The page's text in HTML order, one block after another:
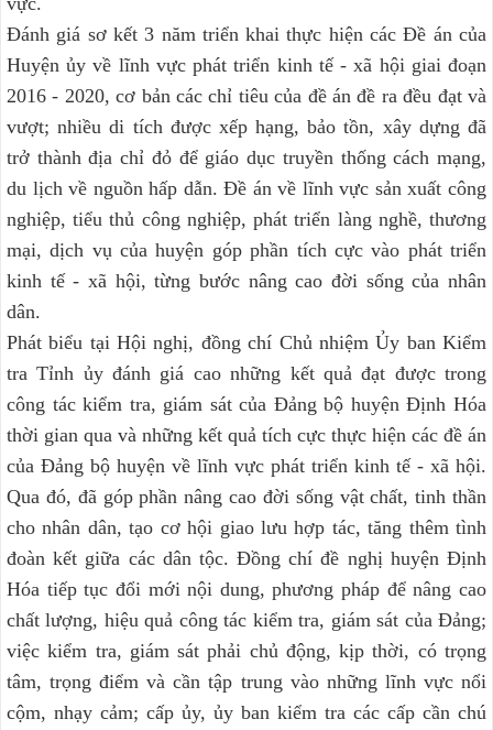
Đánh giá sơ kết 3 năm triển khai thực hiện các Đề án của
Huyện ủy về lĩnh vực phát triển kinh tế - xã hội giai đoạn
2016 - 2020, cơ bản các chỉ tiêu của đề án đề ra đều đạt và
vượt; nhiều di tích được xếp hạng, bảo tồn, xây dựng đã
trở thành địa chỉ đỏ để giáo dục truyền thống cách mạng,
du lịch về nguồn hấp dẫn. Đề án về lĩnh vực sản xuất công
nghiệp, tiểu thủ công nghiệp, phát triển làng nghề, thương
mại, dịch vụ của huyện góp phần tích cực vào phát triển
kinh tế - xã hội, từng bước nâng cao đời sống của nhân
dân.
Phát biểu tại Hội nghị, đồng chí Chủ nhiệm Ủy ban Kiểm
tra Tỉnh ủy đánh giá cao những kết quả đạt được trong
công tác kiểm tra, giám sát của Đảng bộ huyện Định Hóa
thời gian qua và những kết quả tích cực thực hiện các đề án
của Đảng bộ huyện về lĩnh vực phát triển kinh tế - xã hội.
Qua đó, đã góp phần nâng cao đời sống vật chất, tinh thần
cho nhân dân, tạo cơ hội giao lưu hợp tác, tăng thêm tình
đoàn kết giữa các dân tộc. Đồng chí đề nghị huyện Định
Hóa tiếp tục đổi mới nội dung, phương pháp để nâng cao
chất lượng, hiệu quả công tác kiểm tra, giám sát của Đảng;
việc kiểm tra, giám sát phải chủ động, kịp thời, có trọng
tâm, trọng điểm và cần tập trung vào những lĩnh vực nổi
cộm, nhạy cảm; cấp ủy, ủy ban kiểm tra các cấp cần chú